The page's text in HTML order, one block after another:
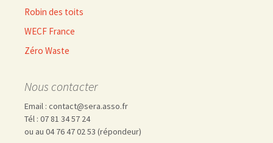
Robin des toits
WECF France
Zéro Waste
Nous contacter
Email : contact@sera.asso.fr
Tél : 07 81 34 57 24
ou au 04 76 47 02 53 (répondeur)